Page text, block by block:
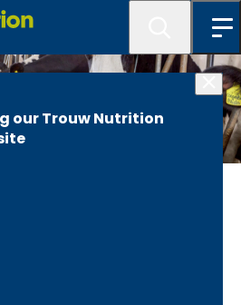
our Trouw Nutrition